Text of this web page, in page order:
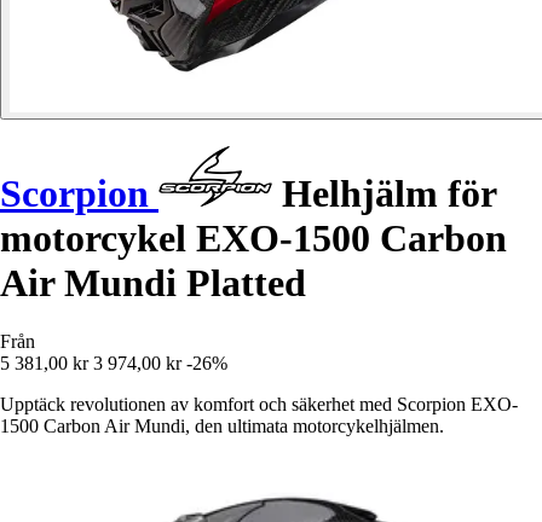
Scorpion
Helhjälm för
motorcykel EXO-1500 Carbon
Air Mundi Platted
Från
5 381,00 kr 3 974,00 kr -26%
Upptäck revolutionen av komfort och säkerhet med Scorpion EXO-
1500 Carbon Air Mundi, den ultimata motorcykelhjälmen.